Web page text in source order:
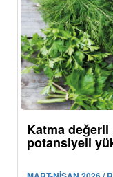
Katma değerli
potansiyeli